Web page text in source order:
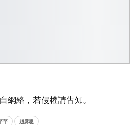
網絡，若侵權請告知。
芊 趙露思